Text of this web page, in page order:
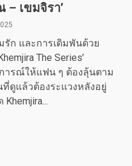
เขมจิรา’
ก และการเดิมพันด้วย
The Series’
ารณ์ให้แฟน ๆ ต้องลุ้นตาม
ดูแล้วต้องระแวงหลังอยู่